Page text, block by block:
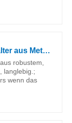
D.RECT Visitenkartenhalter aus Metallgeflecht | Metall Mesh | Namenskartenhalter für Büro | Visitenkarten-Display| Schwarz
robustem,
langlebig.;
wenn das